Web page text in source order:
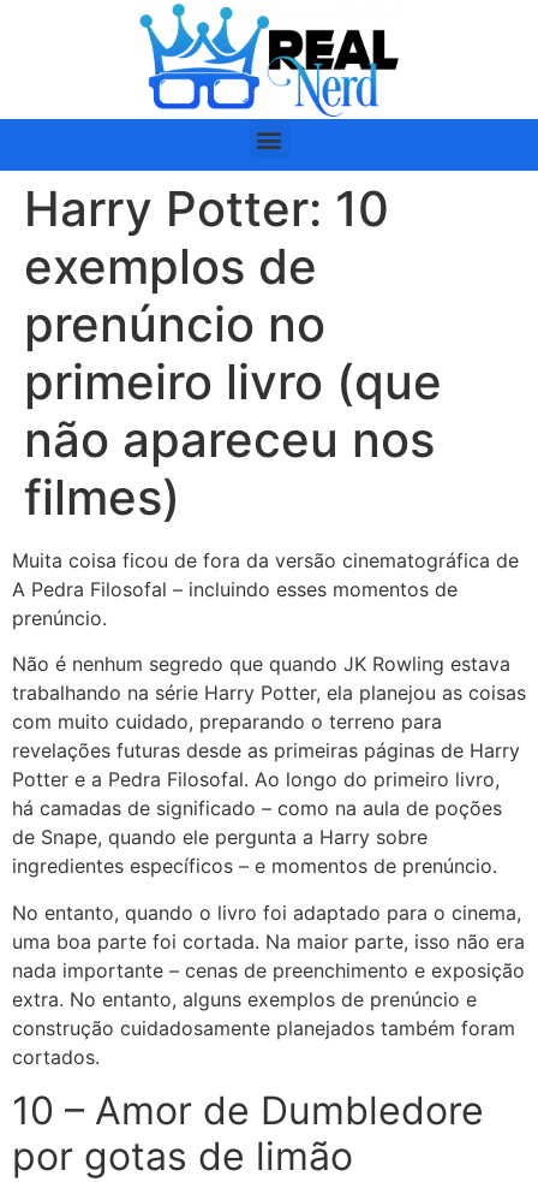
Harry Potter: 10
exemplos de
prenúncio no
primeiro livro (que
não apareceu nos
filmes)
Muita coisa ficou de fora da versão cinematográfica de
A Pedra Filosofal – incluindo esses momentos de
prenúncio.
Não é nenhum segredo que quando JK Rowling estava
trabalhando na série Harry Potter, ela planejou as coisas
com muito cuidado, preparando o terreno para
revelações futuras desde as primeiras páginas de Harry
Potter e a Pedra Filosofal. Ao longo do primeiro livro,
há camadas de significado – como na aula de poções
de Snape, quando ele pergunta a Harry sobre
ingredientes específicos – e momentos de prenúncio.
No entanto, quando o livro foi adaptado para o cinema,
uma boa parte foi cortada. Na maior parte, isso não era
nada importante – cenas de preenchimento e exposição
extra. No entanto, alguns exemplos de prenúncio e
construção cuidadosamente planejados também foram
cortados.
10 – Amor de Dumbledore
por gotas de limão